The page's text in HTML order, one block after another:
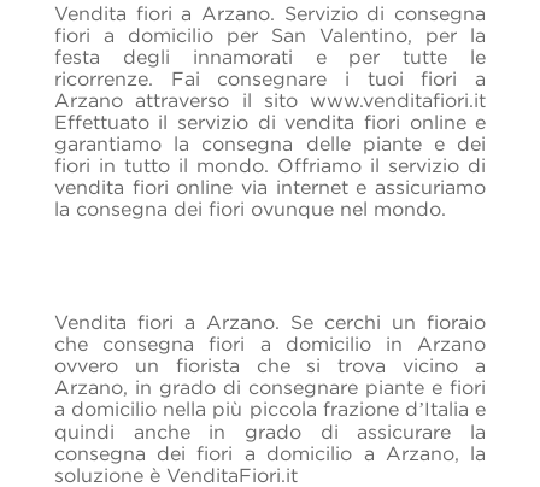
Vendita fiori a Arzano. Servizio di consegna
fiori a domicilio per San Valentino, per la
festa degli innamorati e per tutte le
ricorrenze. Fai consegnare i tuoi fiori a
Arzano attraverso il sito www.venditafiori.it
Effettuato il servizio di vendita fiori online e
garantiamo la consegna delle piante e dei
fiori in tutto il mondo. Offriamo il servizio di
vendita fiori online via internet e assicuriamo
la consegna dei fiori ovunque nel mondo.
Vendita fiori a Arzano. Se cerchi un fioraio
che consegna fiori a domicilio in Arzano
ovvero un fiorista che si trova vicino a
Arzano, in grado di consegnare piante e fiori
a domicilio nella più piccola frazione d’Italia e
quindi anche in grado di assicurare la
consegna dei fiori a domicilio a Arzano, la
soluzione è VenditaFiori.it